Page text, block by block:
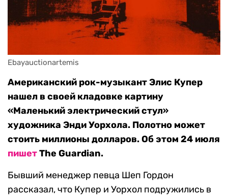
Ebayauctionartemis
Американский рок-музыкант Элис Купер
нашел в своей кладовке картину
«Маленький электрический стул»
художника Энди Уорхола. Полотно может
стоить миллионы долларов. Об этом 24 июля
пишетThe Guardian.
Бывший менеджер певца Шеп Гордон
рассказал, что Купер и Уорхол подружились в